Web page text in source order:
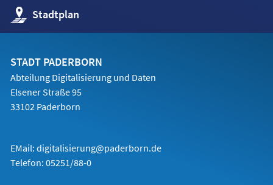
Stadtplan
(Öffnet
in
einem
Tab)
STADT PADERBORN
Abteilung Digitalisierung und Daten
Elsener Straße 95
33102 Paderborn
EMail: digitalisierung@paderborn.de
Telefon: 05251/88-0